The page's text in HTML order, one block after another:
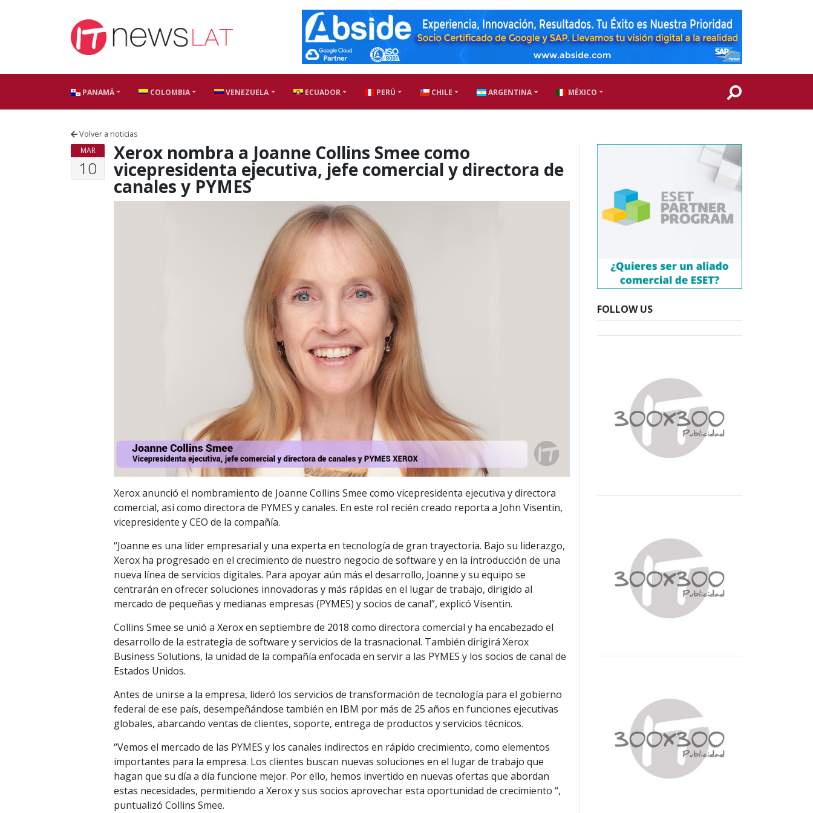
PANAMÁ COLOMBIA VENEZUELA ECUADOR PERÚ CHILE ARGENTINA MÉXICO
Volver a noticias
MAR
10
Xerox nombra a Joanne Collins Smee como
vicepresidenta ejecutiva, jefe comercial y directora de
canales y PYMES
Xerox anunció el nombramiento de Joanne Collins Smee como vicepresidenta ejecutiva y directora
comercial, así como directora de PYMES y canales. En este rol recién creado reporta a John Visentin,
vicepresidente y CEO de la compañía.
“Joanne es una líder empresarial y una experta en tecnología de gran trayectoria. Bajo su liderazgo,
Xerox ha progresado en el crecimiento de nuestro negocio de software y en la introducción de una
nueva línea de servicios digitales. Para apoyar aún más el desarrollo, Joanne y su equipo se
centrarán en ofrecer soluciones innovadoras y más rápidas en el lugar de trabajo, dirigido al
mercado de pequeñas y medianas empresas (PYMES) y socios de canal”, explicó Visentin.
Collins Smee se unió a Xerox en septiembre de 2018 como directora comercial y ha encabezado el
desarrollo de la estrategia de software y servicios de la trasnacional. También dirigirá Xerox
Business Solutions, la unidad de la compañía enfocada en servir a las PYMES y los socios de canal de
Estados Unidos.
Antes de unirse a la empresa, lideró los servicios de transformación de tecnología para el gobierno
federal de ese país, desempeñándose también en IBM por más de 25 años en funciones ejecutivas
globales, abarcando ventas de clientes, soporte, entrega de productos y servicios técnicos.
“Vemos el mercado de las PYMES y los canales indirectos en rápido crecimiento, como elementos
importantes para la empresa. Los clientes buscan nuevas soluciones en el lugar de trabajo que
hagan que su día a día funcione mejor. Por ello, hemos invertido en nuevas ofertas que abordan
estas necesidades, permitiendo a Xerox y sus socios aprovechar esta oportunidad de crecimiento “,
puntualizó Collins Smee.
FOLLOW US